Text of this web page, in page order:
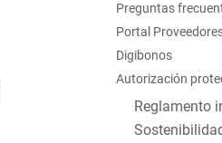
Preguntas
Portal
Digibonos
Autorización
Reglamento